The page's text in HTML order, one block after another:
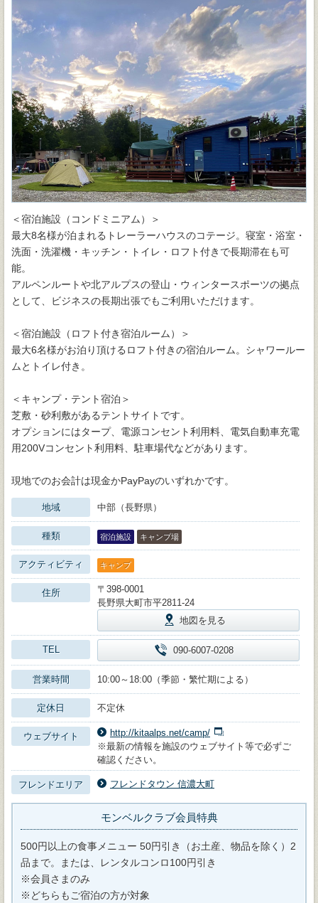
＜宿泊施設（コンドミニアム）＞
最大8名様が泊まれるトレーラーハウスのコテージ。寝室・浴室・
洗面・洗濯機・キッチン・トイレ・ロフト付きで長期滞在も可
能。
アルペンルートや北アルプスの登山・ウィンタースポーツの拠点
として、ビジネスの長期出張でもご利用いただけます。
＜宿泊施設（ロフト付き宿泊ルーム）＞
最大6名様がお泊り頂けるロフト付きの宿泊ルーム。シャワールー
ムとトイレ付き。
＜キャンプ・テント宿泊＞
芝敷・砂利敷があるテントサイトです。
オプションにはタープ、電源コンセント利用料、電気自動車充電
用200Vコンセント利用料、駐車場代などがあります。
現地でのお会計は現金かPayPayのいずれかです。
地域 中部（長野県）
種類 宿泊施設 キャンプ場
アクティビティ キャンプ
住所
〒398-0001
長野県大町市平2811-24
地図を見る
TEL 090-6007-0208
営業時間 10:00～18:00（季節・繁忙期による）
定休日 不定休
ウェブサイト
http://kitaalps.net/camp/
※最新の情報を施設のウェブサイト等で必ずご
確認ください。
フレンドエリア フレンドタウン 信濃大町
モンベルクラブ会員特典
500円以上の食事メニュー 50円引き（お土産、物品を除く）2
品まで。または、レンタルコンロ100円引き
※会員さまのみ
※どちらもご宿泊の方が対象